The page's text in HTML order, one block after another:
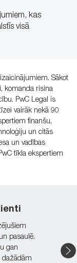
kas
visā
Sākot
komanda risina
PwC Legal is
vairāk nekā 90
finanšu,
un citās
un vadības
tīkla ekspertiem
pasaulē.
gan
dažādām